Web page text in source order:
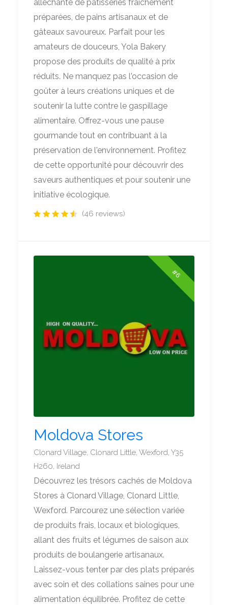
alléchante de pâtisseries fraîchement
préparées, de pains artisanaux et de
gâteaux savoureux. Parfait pour les
amateurs de douceurs, Yola Bakery
propose des produits de qualité à prix
réduits. Ne manquez pas l'occasion de
goûter à leurs créations uniques et de
soutenir la lutte contre le gaspillage
alimentaire. Offrez-vous une pause
gourmande tout en contribuant à la
préservation de l'environnement. Profitez
de cette opportunité pour découvrir des
saveurs authentiques et pour soutenir une
initiative écologique.
(46 reviews)
#6
Moldova Stores
Clonard Village, Clonard Little, Wexford, Y35
H260, Ireland
Découvrez les trésors cachés de Moldova
Stores à Clonard Village, Clonard Little,
Wexford. Parcourez une sélection variée
de produits frais, locaux et biologiques,
allant des fruits et légumes de saison aux
produits de boulangerie artisanaux.
Laissez-vous tenter par des plats préparés
avec soin et des collations saines pour une
alimentation équilibrée. Profitez de cette